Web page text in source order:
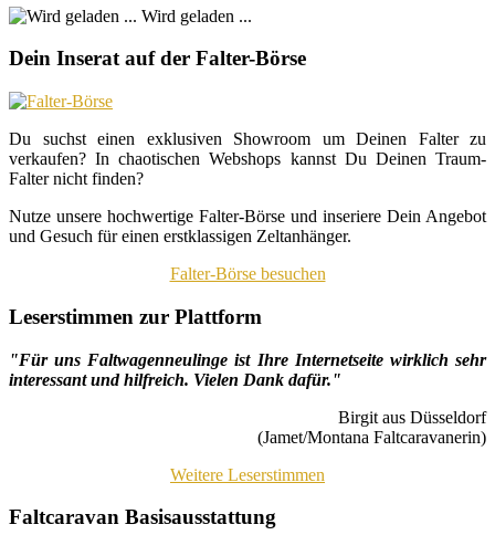
Wird geladen ...
Dein Inserat auf der Falter-Börse
Du suchst einen exklusiven Showroom um Deinen Falter zu
verkaufen? In chaotischen Webshops kannst Du Deinen Traum-
Falter nicht finden?
Nutze unsere hochwertige Falter-Börse und inseriere Dein Angebot
und Gesuch für einen erstklassigen Zeltanhänger.
Falter-Börse besuchen
Leserstimmen zur Plattform
"Für uns Faltwagenneulinge ist Ihre Internetseite wirklich sehr
interessant und hilfreich. Vielen Dank dafür."
Birgit aus Düsseldorf
(Jamet/Montana Faltcaravanerin)
Weitere Leserstimmen
Faltcaravan Basisausstattung